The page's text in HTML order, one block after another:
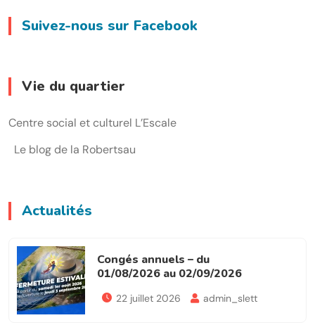
Suivez-nous sur Facebook
Vie du quartier
Centre social et culturel L’Escale
Le blog de la Robertsau
Actualités
Congés annuels – du
01/08/2026 au 02/09/2026
22 juillet 2026 admin_slett